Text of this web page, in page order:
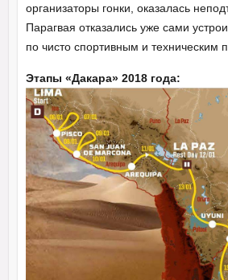
организаторы гонки, оказалась
Парагвая отказались уже сами
по чисто спортивным и техническим
Этапы «Дакара» 2018 года: